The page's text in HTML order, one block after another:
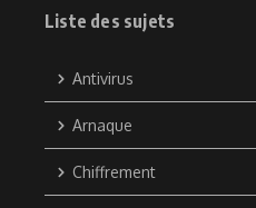
Liste des sujets
Antivirus
Arnaque
Chiffrement